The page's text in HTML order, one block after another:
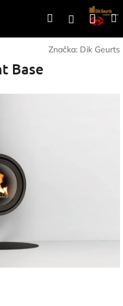
Hľadať
Značka: Dik Geurts
Base